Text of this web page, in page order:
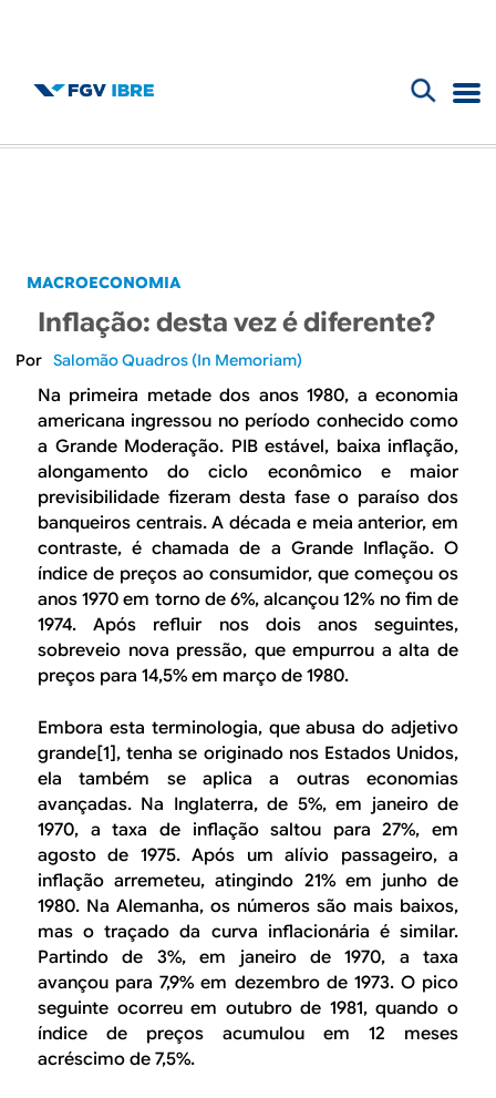
B
g
d
R
o
l
r
i
o
d
e
b
u
s
a
MACROECONOMIA
Inflação: desta vez é diferente?
Salomão Quadros (In Memoriam)
Na primeira metade dos anos 1980, a economia
americana ingressou no período conhecido como
a Grande Moderação. PIB estável, baixa inflação,
alongamento do ciclo econômico e maior
previsibilidade fizeram desta fase o paraíso dos
banqueiros centrais. A década e meia anterior, em
contraste, é chamada de a Grande Inflação. O
índice de preços ao consumidor, que começou os
anos 1970 em torno de 6%, alcançou 12% no fim de
1974. Após refluir nos dois anos seguintes,
sobreveio nova pressão, que empurrou a alta de
preços para 14,5% em março de 1980.
Embora esta terminologia, que abusa do adjetivo
grande[1], tenha se originado nos Estados Unidos,
ela também se aplica a outras economias
avançadas. Na Inglaterra, de 5%, em janeiro de
1970, a taxa de inflação saltou para 27%, em
agosto de 1975. Após um alívio passageiro, a
inflação arremeteu, atingindo 21% em junho de
1980. Na Alemanha, os números são mais baixos,
mas o traçado da curva inflacionária é similar.
Partindo de 3%, em janeiro de 1970, a taxa
avançou para 7,9% em dezembro de 1973. O pico
seguinte ocorreu em outubro de 1981, quando o
índice de preços acumulou em 12 meses
acréscimo de 7,5%.